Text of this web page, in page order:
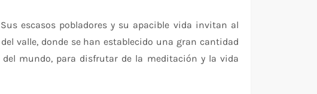
escasos pobladores y su apacible vida invitan al
valle, donde se han establecido una gran cantidad
mundo, para disfrutar de la meditación y la vida